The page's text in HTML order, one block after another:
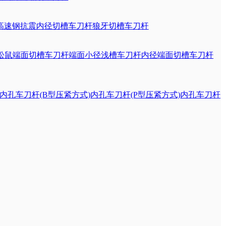
速钢抗震内径切槽车刀杆狼牙切槽车刀杆
鼠端面切槽车刀杆端面小径浅槽车刀杆内径端面切槽车刀杆
内孔车刀杆(B型压紧方式)内孔车刀杆(P型压紧方式)内孔车刀杆